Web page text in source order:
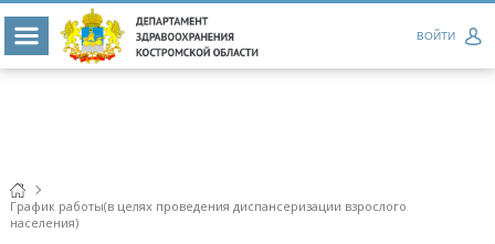
ВОЙТИ
График работы(в целях проведения диспансеризации взрослого
населения)